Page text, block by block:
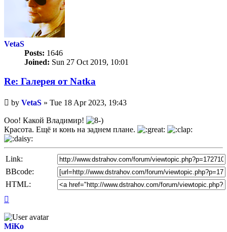
VetaS
Posts: 1646
Joined: Sun 27 Oct 2019, 10:01
Re: Галерея от Natka
Unread
post
by VetaS » Tue 18 Apr 2023, 19:43
Ооо! Какой Владимир!
Красота. Ещё и конь на заднем плане.
Link:
BBcode:
HTML:
MiKo